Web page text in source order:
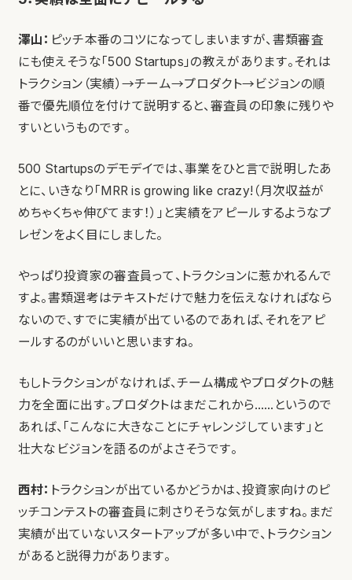
澤山： ピッチ本番のコツになってしまいますが、書類審査
にも使えそうな「500 Startups」の教えがあります。それは
トラクション（実績）→チーム→プロダクト→ビジョンの順
番で優先順位を付けて説明すると、審査員の印象に残りや
すいというものです。
500 Startupsのデモデイでは、事業をひと言で説明したあ
とに、いきなり「MRR is growing like crazy!（月次収益が
めちゃくちゃ伸びてます！）」と実績をアピールするようなプ
レゼンをよく目にしました。
やっぱり投資家の審査員って、トラクションに惹かれるんで
すよ。書類選考はテキストだけで魅力を伝えなければなら
ないので、すでに実績が出ているのであれば、それをアピ
ールするのがいいと思いますね。
もしトラクションがなければ、チーム構成やプロダクトの魅
力を全面に出す。プロダクトはまだこれから……というので
あれば、「こんなに大きなことにチャレンジしています」と
壮大なビジョンを語るのがよさそうです。
西村： トラクションが出ているかどうかは、投資家向けのピ
ッチコンテストの審査員に刺さりそうな気がしますね。まだ
実績が出ていないスタートアップが多い中で、トラクション
があると説得力があります。